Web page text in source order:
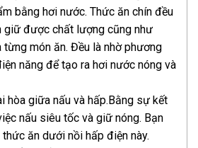
bằng hơi nước. Thức ăn chín đều
giữ được chất lượng cũng như
món ăn. Đều là nhờ phương
năng để tạo ra hơi nước nóng và
hòa giữa nấu và hấp.Bằng sự kết
nấu siêu tốc và giữ nóng. Bạn
ăn dưới nồi hấp điện này.